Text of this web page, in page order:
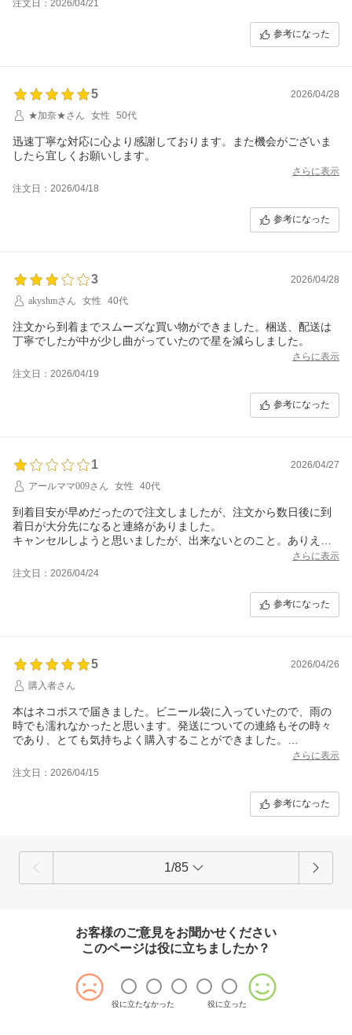
注文日：2026/04/21
参考になった
5
2026/04/28
★加奈★さん
女性 50代
迅速丁寧な対応に心より感謝しております。また機会がございま
したら宜しくお願いします。
さらに表示
注文日：2026/04/18
参考になった
3
2026/04/28
akyshmさん
女性 40代
注文から到着までスムーズな買い物ができました。梱送、配送は
丁寧でしたが中が少し曲がっていたので星を減らしました。
さらに表示
注文日：2026/04/19
参考になった
1
2026/04/27
アールママ009さん
女性 40代
到着目安が早めだったので注文しましたが、注文から数日後に到
着日が大分先になると連絡がありました。
キャンセルしようと思いましたが、出来ないとのこと。ありえな
さらに表示
注文日：2026/04/24
参考になった
5
2026/04/26
購入者さん
本はネコポスで届きました。ビニール袋に入っていたので、雨の
時でも濡れなかったと思います。発送についての連絡もその時々
であり、とても気持ちよく購入することができました。
さらに表示
注文日：2026/04/15
参考になった
1/85
お客様のご意見をお聞かせください
このページは役に立ちましたか？
役に立たなかった 役に立った